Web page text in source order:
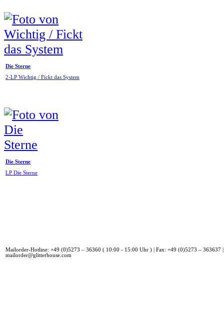
Die Sterne
2-LP Wichtig / Fickt das System
Die Sterne
LP Die Sterne
Mailorder-Hotline: +49 (0)5273 – 36360 ( 10:00 - 15:00 Uhr ) | Fax: +49 (0)5273 – 363637
mailorder@glitterhouse.com